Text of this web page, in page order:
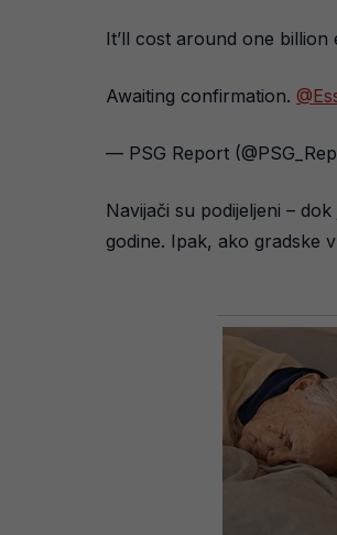
It’ll cost around one
Awaiting confirmation.
— PSG Report
Navijači su podijeljeni –
godine. Ipak, ako gradske